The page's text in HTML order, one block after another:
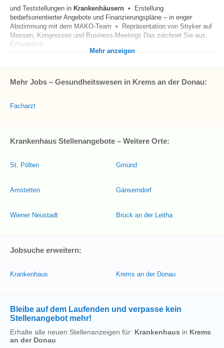
und Teststellungen in Krankenhäusern • Erstellung
bedarfsorientierter Angebote und Finanzierungspläne – in enger
Abstimmung mit dem MAKO-Team • Repräsentation von Stryker auf
Messen, Kongressen und Business-Meetings Das zeichnet Sie aus:
Erforderlich...
Mehr anzeigen
Mehr Jobs – Gesundheitswesen in Krems an der Donau:
Facharzt
Krankenhaus Stellenangebote – Weitere Orte:
St. Pölten
Amstetten
Wiener Neustadt
Gmünd
Gänserndorf
Bruck an der Leitha
Jobsuche erweitern:
Krankenhaus Krems an der Donau
Bleibe auf dem Laufenden und verpasse kein
Stellenangebot mehr!
Erhalte alle neuen Stellenanzeigen für: Krankenhaus in Krems
an der Donau